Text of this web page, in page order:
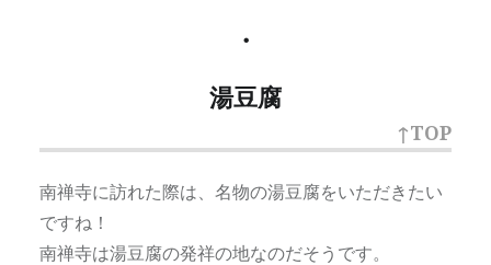
・
湯豆腐
↑TOP
南禅寺に訪れた際は、名物の湯豆腐をいただきたい
ですね！
南禅寺は湯豆腐の発祥の地なのだそうです。